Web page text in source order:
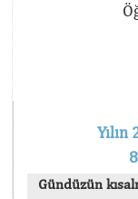
Gündüzün